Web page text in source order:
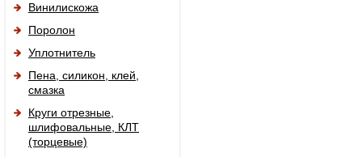
Винилискожа
Поролон
Уплотнитель
Пена, силикон, клей,
смазка
Круги отрезные,
шлифовальные, КЛТ
(торцевые)